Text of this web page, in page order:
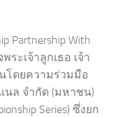
Partnership With
ระเจ้าลูกเธอ เจ้า
ดยความร่วมมือ
นล จำกัด (มหาชน)
Series) ซึ่งยก